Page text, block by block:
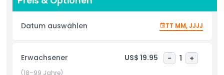
Einwanderer auf die amerikanische Gesellschaft würdigt.
Die preisgekrönte Ausstellung „Nordische Reisen“ führt
Besucher auf eine fesselnde Zeitreise von 12.000 Jahren
Design sowie Einblicke in Nachhaltigkeit, Innovation und
soziale Werte. Die moderne, lichtdurchflutete Architektur
des Museums soll die symbolische Reise über den
Datum auswählen TT MM, JJJJ
Erwachsener US$ 19.95 - 1 +
(18–99 Jahre)